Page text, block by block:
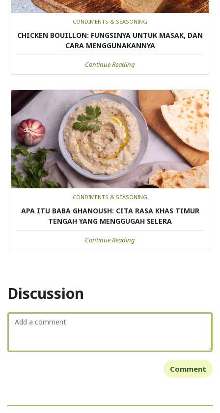
CONDIMENTS & SEASONING
CHICKEN BOUILLON: FUNGSINYA UNTUK MASAK, DAN
CARA MENGGUNAKANNYA
Continue Reading
CONDIMENTS & SEASONING
APA ITU BABA GHANOUSH: CITA RASA KHAS TIMUR
TENGAH YANG MENGGUGAH SELERA
Continue Reading
Discussion
Comment